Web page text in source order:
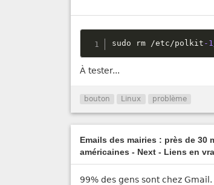
sudo rm /etc/polkit -1
À tester...
bouton Linux problème
Emails des mairies : près de
américaines - Next - Liens en
99% des gens sont chez Gmail.